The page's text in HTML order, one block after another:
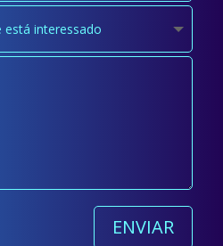
ENVIAR